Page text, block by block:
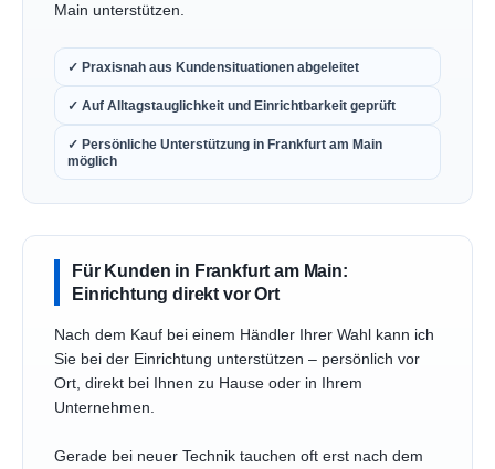
Main unterstützen.
✓ Praxisnah aus Kundensituationen abgeleitet
✓ Auf Alltagstauglichkeit und Einrichtbarkeit geprüft
✓ Persönliche Unterstützung in Frankfurt am Main
möglich
Für Kunden in Frankfurt am Main:
Einrichtung direkt vor Ort
Nach dem Kauf bei einem Händler Ihrer Wahl kann ich
Sie bei der Einrichtung unterstützen – persönlich vor
Ort, direkt bei Ihnen zu Hause oder in Ihrem
Unternehmen.
Gerade bei neuer Technik tauchen oft erst nach dem